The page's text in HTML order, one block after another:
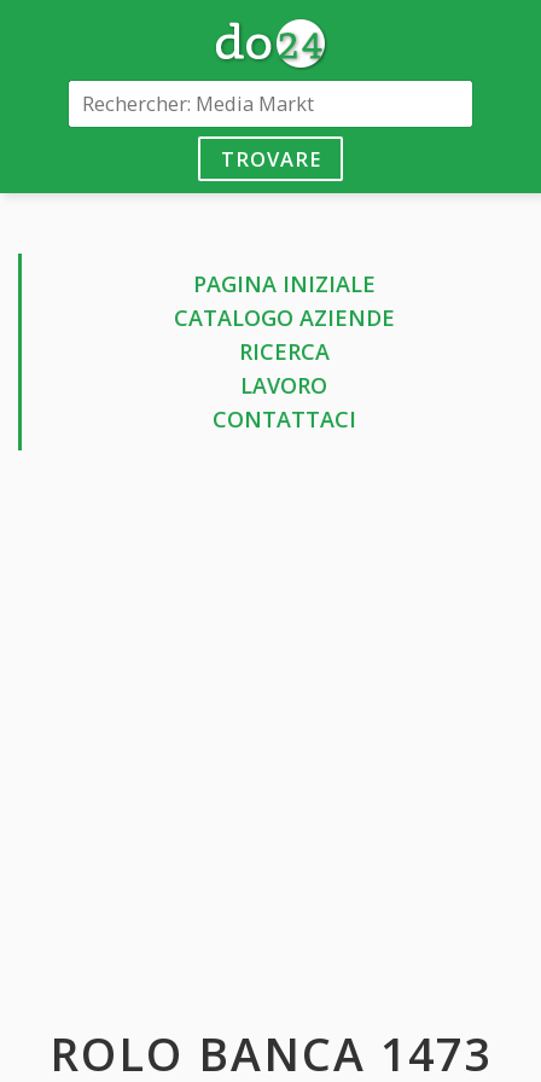
TROVARE
PAGINA INIZIALE
CATALOGO AZIENDE
RICERCA
LAVORO
CONTATTACI
ROLO BANCA 1473